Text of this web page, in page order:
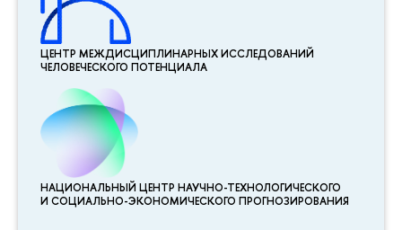
ЦЕНТР МЕЖДИСЦИПЛИНАР­НЫХ ИССЛЕДОВАНИЙ
ЧЕЛОВЕЧЕСКОГО ПОТЕНЦИАЛА
НАЦИОНАЛЬНЫЙ ЦЕНТР НАУЧНО-ТЕХНОЛОГИЧЕСКОГО
И СОЦИАЛЬНО-ЭКОНОМИЧЕСКОГО ПРОГНОЗИРОВАНИЯ